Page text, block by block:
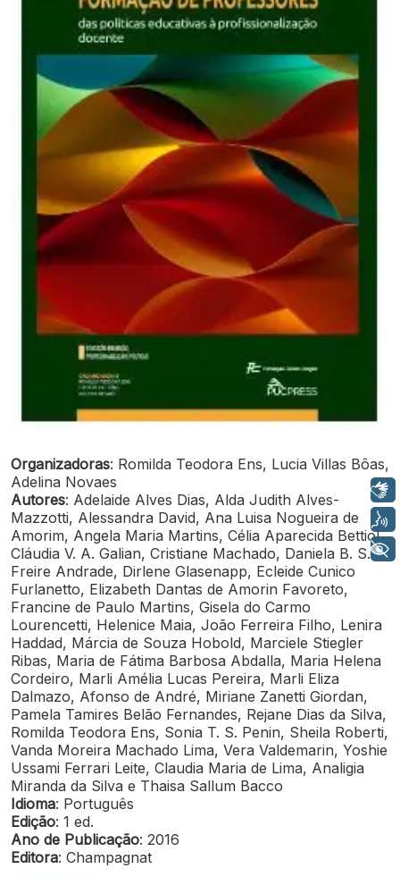
Organizadoras: Romilda Teodora Ens, Lucia Villas Bôas,
Adelina Novaes
Autores: Adelaide Alves Dias, Alda Judith Alves-
Mazzotti, Alessandra David, Ana Luisa Nogueira de
Amorim, Angela Maria Martins, Célia Aparecida Bettiol,
Cláudia V. A. Galian, Cristiane Machado, Daniela B. S.
Freire Andrade, Dirlene Glasenapp, Ecleide Cunico
Furlanetto, Elizabeth Dantas de Amorin Favoreto,
Francine de Paulo Martins, Gisela do Carmo
Lourencetti, Helenice Maia, João Ferreira Filho, Lenira
Haddad, Márcia de Souza Hobold, Marciele Stiegler
Ribas, Maria de Fátima Barbosa Abdalla, Maria Helena
Cordeiro, Marli Amélia Lucas Pereira, Marli Eliza
Dalmazo, Afonso de André, Miriane Zanetti Giordan,
Pamela Tamires Belão Fernandes, Rejane Dias da Silva,
Romilda Teodora Ens, Sonia T. S. Penin, Sheila Roberti,
Vanda Moreira Machado Lima, Vera Valdemarin, Yoshie
Ussami Ferrari Leite, Claudia Maria de Lima, Analigia
Miranda da Silva e Thaisa Sallum Bacco
Idioma: Português
Edição: 1 ed.
Ano de Publicação: 2016
Editora: Champagnat
Voz
+ Acessibilidade